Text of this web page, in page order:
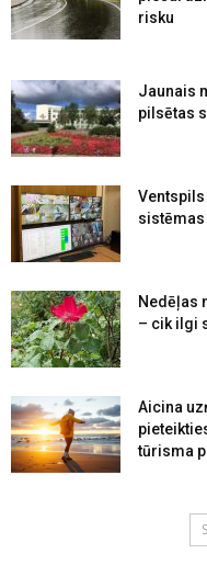
risku
Jaunais
pilsētas
sistēmas
Nedēļas
– cik ilgi
Aicina
tūrisma